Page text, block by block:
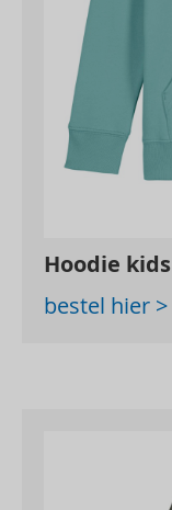
Hoodie
bestel hier >